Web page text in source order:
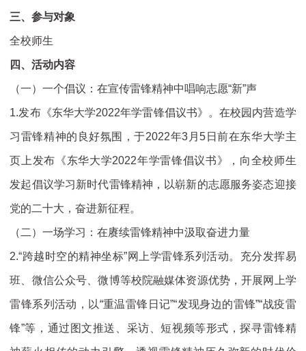
三、参与对象
全校师生
四、活动内容
（一）一个倡议：在宣传雷锋精神中唱响志愿“新”声
1.发布《东华大学2022年学雷锋倡议书》。在校园内营造学
习雷锋精神的良好氛围，于2022年3月5日前在东华大学主
页上发布《东华大学2022年学雷锋倡议书》，向全校师生
发起倡议学习新时代雷锋精神，以崭新的志愿服务姿态迎接
党的二十大，奋进新征程。
（二）一场学习：在赓续雷锋精神中汲取奋进力量
2.“跨越时空的精神坐标”网上学雷锋系列活动。充分发挥易
班、微信公众号、微博等校院融媒体资源优势，开展网上学
雷锋系列活动，以“重温雷锋日记”“发现身边的雷锋”“战疫雷
锋”等，通过图文推送、采访、短视频等形式，探寻雷锋精